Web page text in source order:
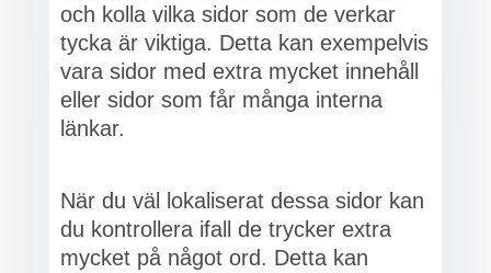
och kolla vilka sidor som de verkar
tycka är viktiga. Detta kan exempelvis
vara sidor med extra mycket innehåll
eller sidor som får många interna
länkar.
När du väl lokaliserat dessa sidor kan
du kontrollera ifall de trycker extra
mycket på något ord. Detta kan